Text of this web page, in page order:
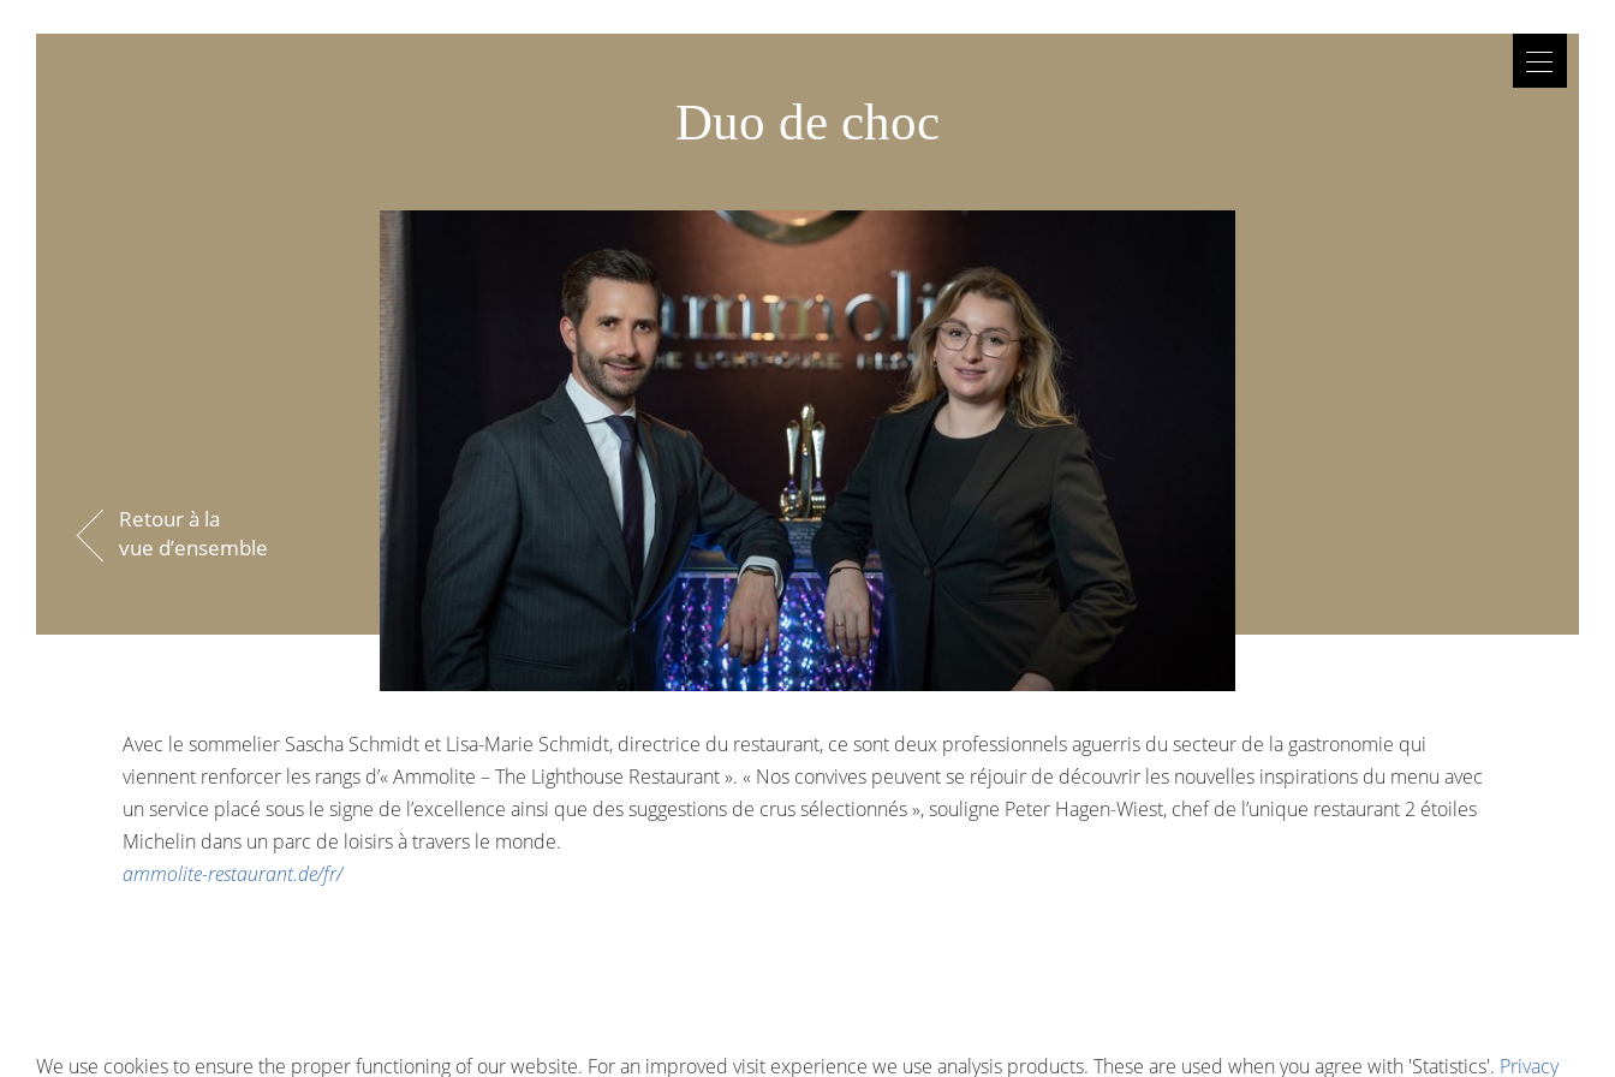
Retour à la
vue d’ensemble
Duo de choc
Avec le sommelier Sascha Schmidt et Lisa-Marie Schmidt, directrice du restaurant, ce sont deux professionnels aguerris du secteur de la gastronomie qui
viennent renforcer les rangs d’« Ammolite – The Lighthouse Restaurant ». « Nos convives peuvent se réjouir de découvrir les nouvelles inspirations du menu avec
un service placé sous le signe de l’excellence ainsi que des suggestions de crus sélectionnés », souligne Peter Hagen-Wiest, chef de l’unique restaurant 2 étoiles
Michelin dans un parc de loisirs à travers le monde.
ammolite-restaurant.de/fr/
We use cookies to ensure the proper functioning of our website. For an improved visit experience we use analysis products. These are used when you agree with 'Statistics'. Privacy